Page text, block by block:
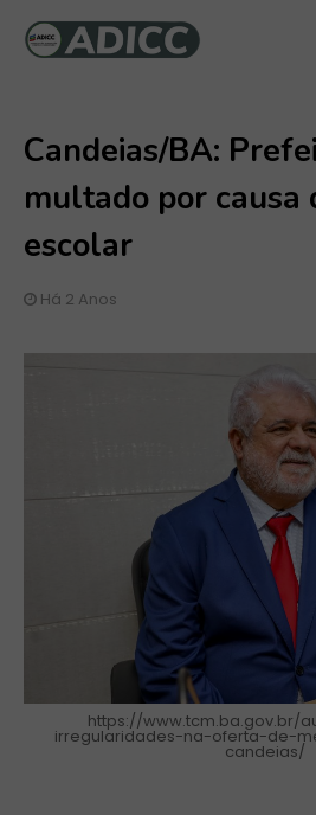
Candeias/BA:
multado por causa
escolar
Há 2 Anos
https://www.tcm.ba.gov.br/
irregularidades-na-oferta-de-
candeias/